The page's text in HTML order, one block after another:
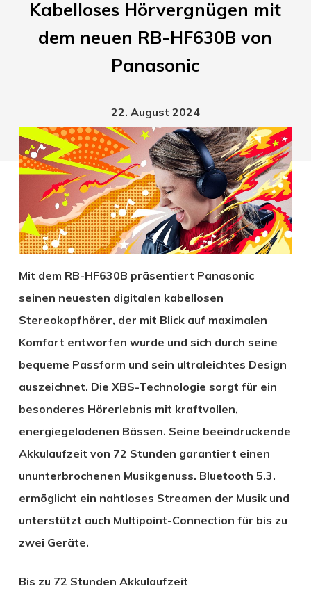
Kabelloses Hörvergnügen mit
dem neuen RB-HF630B von
Panasonic
22. August 2024
Mit dem RB-HF630B präsentiert Panasonic
seinen neuesten digitalen kabellosen
Stereokopfhörer, der mit Blick auf maximalen
Komfort entworfen wurde und sich durch seine
bequeme Passform und sein ultraleichtes Design
auszeichnet. Die XBS-Technologie sorgt für ein
besonderes Hörerlebnis mit kraftvollen,
energiegeladenen Bässen. Seine beeindruckende
Akkulaufzeit von 72 Stunden garantiert einen
ununterbrochenen Musikgenuss. Bluetooth 5.3.
ermöglicht ein nahtloses Streamen der Musik und
unterstützt auch Multipoint-Connection für bis zu
zwei Geräte.
Bis zu 72 Stunden Akkulaufzeit